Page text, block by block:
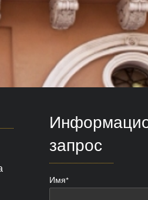
запрос
Имя*